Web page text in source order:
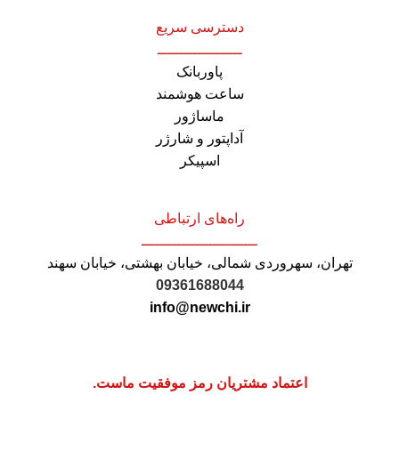
دسترسی سریع
ـــــــــــــــــــ
پاوربانک
ساعت هوشمند
ماساژور
آداپتور و شارژر
اسپیکر
راه‌های ارتباطی
ــــــــــــــــــــــــــ
تهران، سهروردی شمالی، خیابان بهشتی، خیابان سهند
09361688044
info@newchi.ir
اعتماد مشتریان رمز موفقیت ماست.